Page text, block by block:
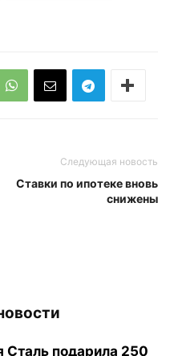
Следующая новость
Ставки по ипотеке вновь
снижены
Сталь подарила 250